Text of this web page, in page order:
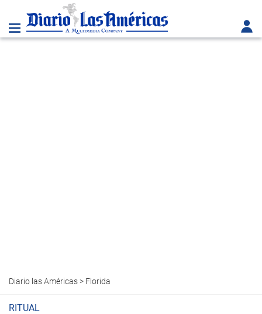
Diario las Américas> Florida
RITUAL